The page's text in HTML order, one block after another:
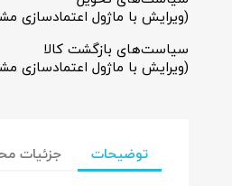
(ویرایش با ماژول اعتمادسازی
سیاست‌های بازگشت کالا
(ویرایش با ماژول اعتمادسازی
توضیحات
جزئیات